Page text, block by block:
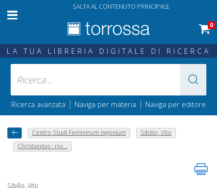
SALTA AL CONTENUTO PRINCIPALE
0
LA TUA LIBRERIA DIGITALE DI RICERCA
Ricerca avanzata | Naviga per materia | Naviga per editore
Centro Studi Femininum Ingenium
Sibilio, Vito
Christianitas : rivi...
Sibilio, Vito